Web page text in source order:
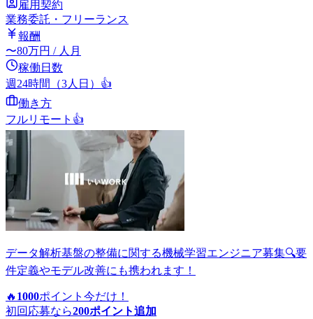
雇用契約
業務委託・フリーランス
報酬
〜80万円 / 人月
稼働日数
週24時間（3人日） 👍
働き方
フルリモート 👍
データ解析基盤の整備に関する機械学習エンジニア募集🔍要
件定義やモデル改善にも携われます！
🔥 1000ポイント 今だけ！
初回応募なら200ポイント追加